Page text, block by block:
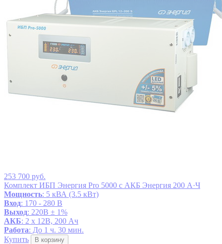
253 700 руб.
Комплект ИБП Энергия Pro 5000 с АКБ Энергия 200 А·Ч
Мощность: 5 кВА (3.5 кВт)
Вход: 170 - 280 В
Выход: 220В ± 1%
АКБ: 2 x 12В, 200 Ач
Работа: До 1 ч. 30 мин.
Купить
В корзину